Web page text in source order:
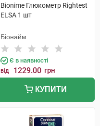
Bionime Глюкометр Rightest
ELSA 1 шт
Біонайм
Є в наявності
від 1229.00 грн
КУПИТИ